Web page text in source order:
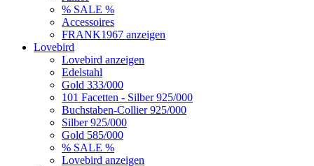
% SALE %
Accessoires
FRANK1967 anzeigen
Lovebird
Lovebird anzeigen
Edelstahl
Gold 333/000
101 Facetten - Silber 925/000
Buchstaben-Collier 925/000
Silber 925/000
Gold 585/000
% SALE %
Lovebird anzeigen